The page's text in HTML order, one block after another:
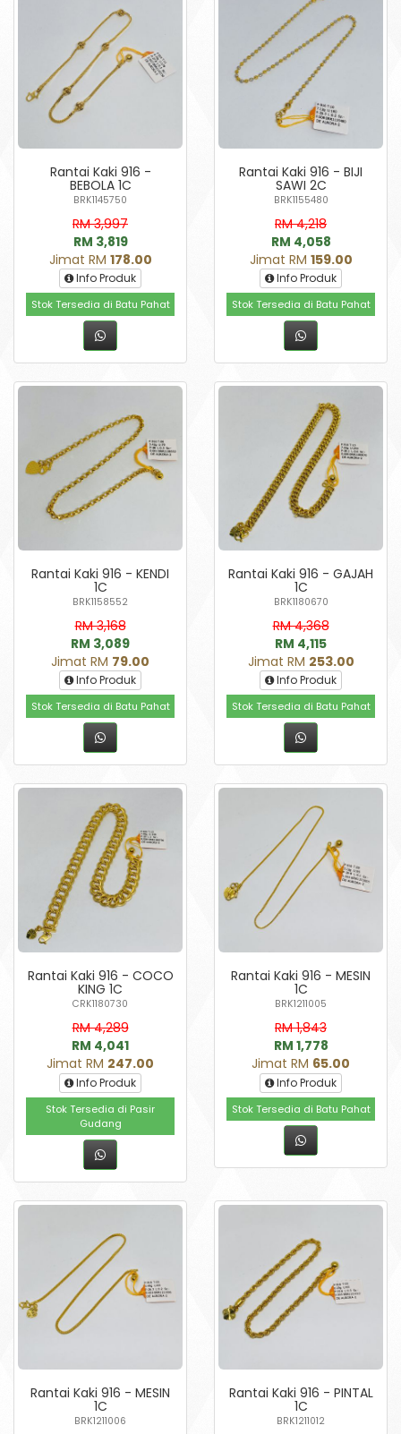
Rantai Kaki 916 -
BEBOLA 1C
BRK1145750
RM 3,997
RM 3,819
Jimat RM 178.00
Info Produk
Stok Tersedia di Batu Pahat
Rantai Kaki 916 - BIJI
SAWI 2C
BRK1155480
RM 4,218
RM 4,058
Jimat RM 159.00
Info Produk
Stok Tersedia di Batu Pahat
Rantai Kaki 916 - KENDI
1C
BRK1158552
RM 3,168
RM 3,089
Jimat RM 79.00
Info Produk
Stok Tersedia di Batu Pahat
Rantai Kaki 916 - GAJAH
1C
BRK1180670
RM 4,368
RM 4,115
Jimat RM 253.00
Info Produk
Stok Tersedia di Batu Pahat
Rantai Kaki 916 - COCO
KING 1C
CRK1180730
RM 4,289
RM 4,041
Jimat RM 247.00
Info Produk
Stok Tersedia di Pasir
Gudang
Rantai Kaki 916 - MESIN
1C
BRK1211005
RM 1,843
RM 1,778
Jimat RM 65.00
Info Produk
Stok Tersedia di Batu Pahat
Rantai Kaki 916 - MESIN
1C
BRK1211006
Rantai Kaki 916 - PINTAL
1C
BRK1211012